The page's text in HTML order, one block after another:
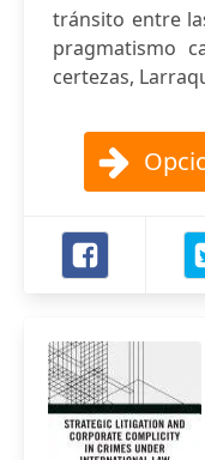
tránsito entre
pragmatismo
certezas,